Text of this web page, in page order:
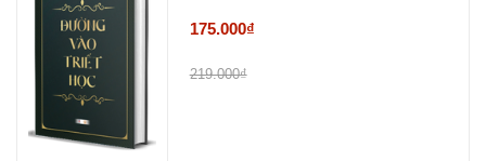
175.000₫
219.000₫